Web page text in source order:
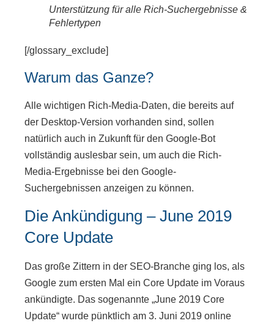
Unterstützung für alle Rich-Suchergebnisse &
Fehlertypen
[/glossary_exclude]
Warum das Ganze?
Alle wichtigen Rich-Media-Daten, die bereits auf
der Desktop-Version vorhanden sind, sollen
natürlich auch in Zukunft für den Google-Bot
vollständig auslesbar sein, um auch die Rich-
Media-Ergebnisse bei den Google-
Suchergebnissen anzeigen zu können.
Die Ankündigung – June 2019
Core Update
Das große Zittern in der SEO-Branche ging los, als
Google zum ersten Mal ein Core Update im Voraus
ankündigte. Das sogenannte „June 2019 Core
Update“ wurde pünktlich am 3. Juni 2019 online